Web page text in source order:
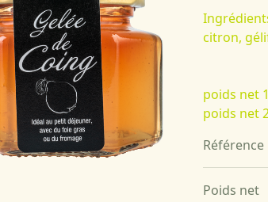
citron,
poids net
poids net
Référence
Poids net